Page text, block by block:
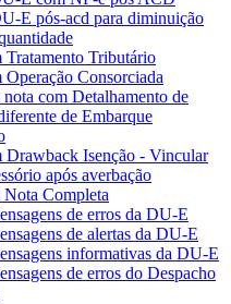
E pós-acd para diminuição
Tributário
Consorciada
com Detalhamento de
de Embarque
Isenção - Vincular
após averbação
Completa
de erros da DU-E
de alertas da DU-E
informativas da DU-E
de erros do Despacho